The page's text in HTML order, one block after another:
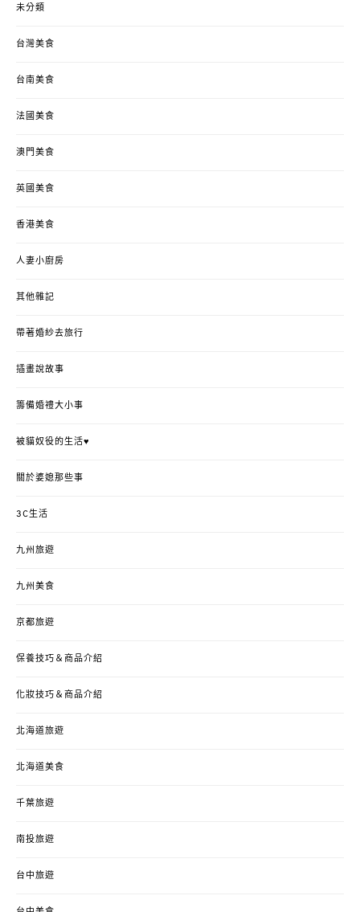
未分類
台灣美食
台南美食
法國美食
澳門美食
英國美食
香港美食
人妻小廚房
其他雜記
帶著婚紗去旅行
插畫說故事
籌備婚禮大小事
被貓奴役的生活♥
關於婆媳那些事
3C生活
九州旅遊
九州美食
京都旅遊
保養技巧＆商品介紹
化妝技巧＆商品介紹
北海道旅遊
北海道美食
千葉旅遊
南投旅遊
台中旅遊